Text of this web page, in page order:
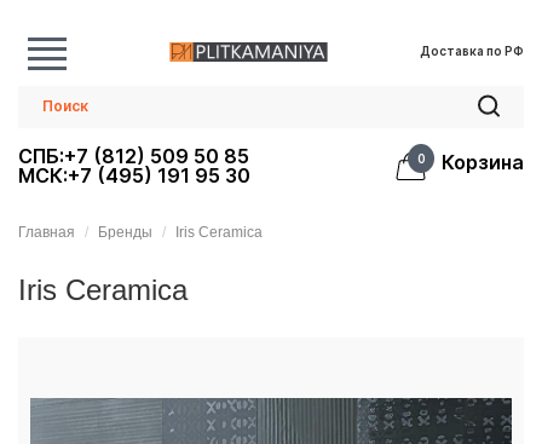
Доставка по РФ
СПБ:+7 (812) 509 50 85
МСК:+7 (495) 191 95 30
0 Корзина
Главная Бренды Iris Ceramica
Iris Ceramica